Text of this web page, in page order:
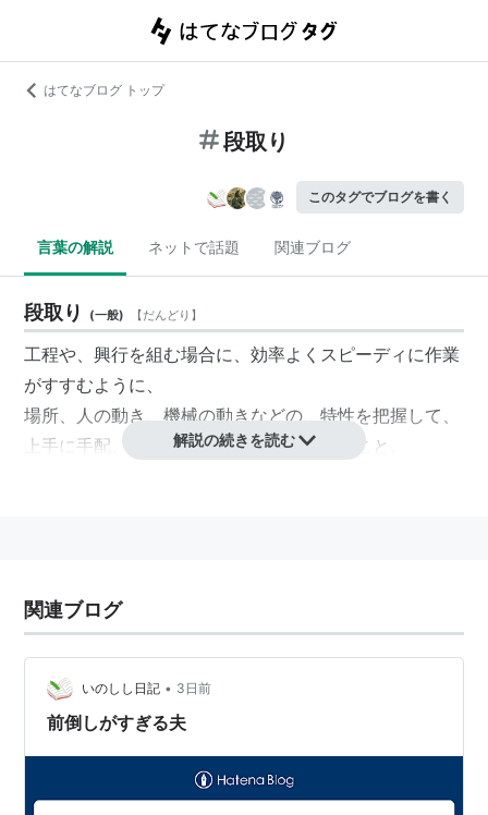
はてなブログ トップ
段取り
このタグでブログを書く
言葉の解説 ネットで話題 関連ブログ
段取り (一般) 【だんどり 】
工程や、興行を組む場合に、効率よくスピーディに作業
がすすむように、
場所、人の動き、機械の動きなどの、特性を把握して、
上手に手配、配置、スケジューリング
すること。
れている。
ツの良さを決めると言われている。
解説の続きを読む
関連ブログ
いのしし日記 • 3日前
前倒しがすぎる夫